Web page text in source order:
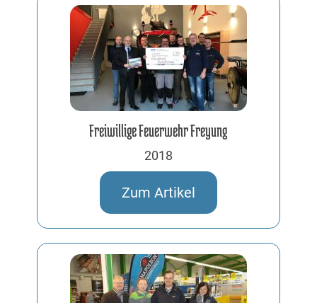
Freiwillige Feuerwehr Freyung
2018
Zum Artikel